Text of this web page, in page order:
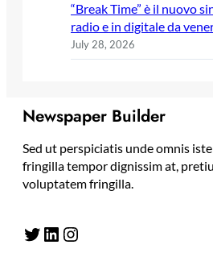
“Break Time” è il nuovo
radio e in digitale da
July 28, 2026
Newspaper Builder
Sed ut perspiciatis unde omnis
fringilla tempor dignissim at,
voluptatem fringilla.
Twitter LinkedIn Instagram